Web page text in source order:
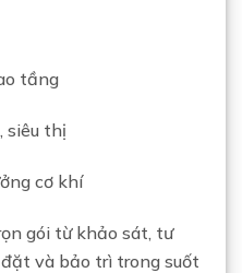
tầng
siêu thị
cơ khí
gói từ khảo sát, tư
và bảo trì trong suốt